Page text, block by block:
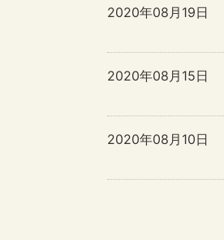
2020年08月19日
2020年08月15日
2020年08月10日